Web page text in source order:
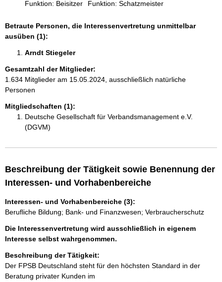
Funktion: Beisitzer Funktion: Schatzmeister
Betraute Personen, die Interessenvertretung unmittelbar
ausüben (1):
Arndt Stiegeler
Gesamtzahl der Mitglieder:
1.634 Mitglieder am 15.05.2024, ausschließlich natürliche
Personen
Mitgliedschaften (1):
Deutsche Gesellschaft für Verbandsmanagement e.V.
(DGVM)
Beschreibung der Tätigkeit sowie Benennung der
Interessen- und Vorhabenbereiche
Interessen- und Vorhabenbereiche (3):
Berufliche Bildung; Bank- und Finanzwesen; Verbraucherschutz
Die Interessenvertretung wird ausschließlich in eigenem
Interesse selbst wahrgenommen.
Beschreibung der Tätigkeit:
Der FPSB Deutschland steht für den höchsten Standard in der
Beratung privater Kunden im